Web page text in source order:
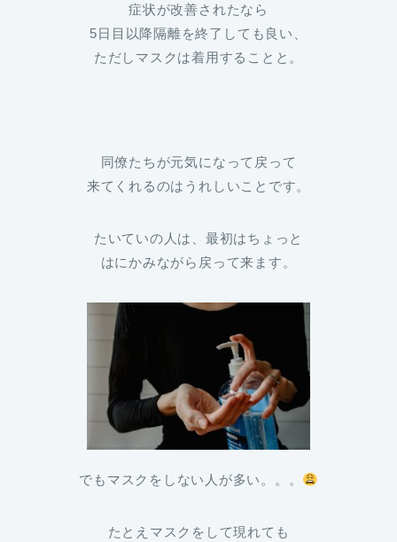
症状が改善されたなら
5日目以降隔離を終了しても良い、
ただしマスクは着用することと。
同僚たちが元気になって戻って
来てくれるのはうれしいことです。
たいていの人は、最初はちょっと
はにかみながら戻って来ます。
でもマスクをしない人が多い。。。
たとえマスクをして現れても